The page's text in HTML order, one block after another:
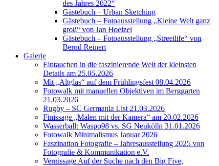
des Jahres 2022“
Gästebuch – Urban Sketching
Gästebuch – Fotoausstellung „Kleine Welt ganz
groß“ von Jan Hoelzel
Gästebuch – Fotoausstellung „Streetlife“ von
Bernd Reinert
Galerie
Eintauchen in die faszinierende Welt der kleinsten
Details am 25.05.2026
Mit „Altglas“ auf dem Frühlingsfest 08.04.2026
Fotowalk mit manuellen Objektiven im Berggarten
21.03.2026
Rugby – SC Germania List 21.03.2026
Finissage „Malen mit der Kamera“ am 20.02.2026
Wasserball: Waspo98 vs. SG Neukölln 31.01.2026
Fotowalk Minimalismus Januar 2026
Faszination Fotografie – Jahresausstellung 2025 von
Fotografie & Kommunikation e.V.
Vernissage Auf der Suche nach den Big Five,